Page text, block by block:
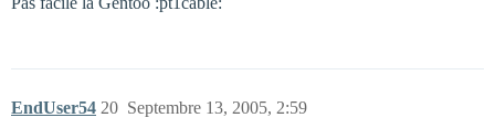
EndUser54 Septembre 13, 2005, 2:59
20